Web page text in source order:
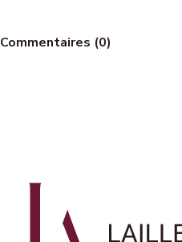
Commentaires (0)